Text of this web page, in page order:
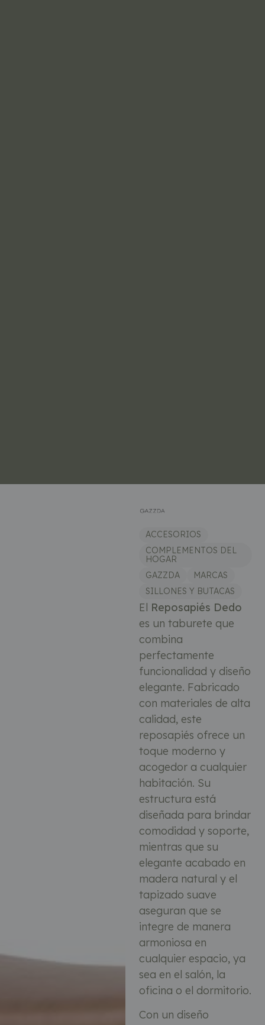
ACCESORIOS
COMPLEMENTOS DEL
HOGAR
GAZZDA
MARCAS
SILLONES Y BUTACAS
El Reposapiés Dedo
es un taburete que
combina
perfectamente
funcionalidad y diseño
elegante. Fabricado
con materiales de alta
calidad, este
reposapiés ofrece un
toque moderno y
acogedor a cualquier
habitación. Su
estructura está
diseñada para brindar
comodidad y soporte,
mientras que su
elegante acabado en
madera natural y el
tapizado suave
aseguran que se
integre de manera
armoniosa en
cualquier espacio, ya
sea en el salón, la
oficina o el dormitorio.
Con un diseño